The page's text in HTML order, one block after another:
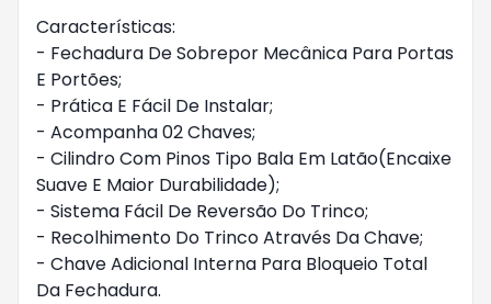
Características:
- Fechadura De Sobrepor Mecânica Para Portas
E Portões;
- Prática E Fácil De Instalar;
- Acompanha 02 Chaves;
- Cilindro Com Pinos Tipo Bala Em Latão(Encaixe
Suave E Maior Durabilidade);
- Sistema Fácil De Reversão Do Trinco;
- Recolhimento Do Trinco Através Da Chave;
- Chave Adicional Interna Para Bloqueio Total
Da Fechadura.